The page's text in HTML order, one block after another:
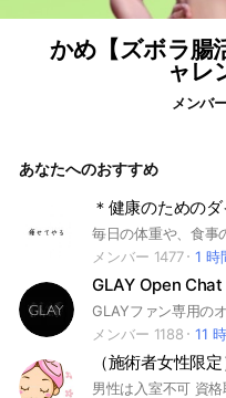
かめ【ズボラ腸
ャレ
メンバ
あなたへのおすすめ
＊健康のための
メンバー 1477
1 時
GLAY Open Chat
メンバー 1188
11